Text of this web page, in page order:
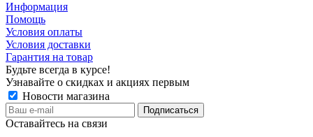
Информация
Помощь
Условия оплаты
Условия доставки
Гарантия на товар
Будьте всегда в курсе!
Узнавайте о скидках и акциях первым
Новости магазина
Оставайтесь на связи